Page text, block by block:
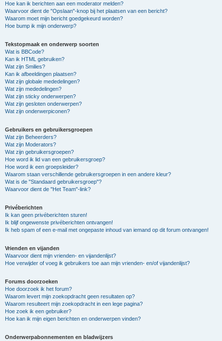
Hoe kan ik berichten aan een moderator melden?
Waarvoor dient de "Opslaan"-knop bij het plaatsen van een bericht?
Waarom moet mijn bericht goedgekeurd worden?
Hoe bump ik mijn onderwerp?
Tekstopmaak en onderwerp soorten
Wat is BBCode?
Kan ik HTML gebruiken?
Wat zijn Smilies?
Kan ik afbeeldingen plaatsen?
Wat zijn globale mededelingen?
Wat zijn mededelingen?
Wat zijn sticky onderwerpen?
Wat zijn gesloten onderwerpen?
Wat zijn onderwerpiconen?
Gebruikers en gebruikersgroepen
Wat zijn Beheerders?
Wat zijn Moderators?
Wat zijn gebruikersgroepen?
Hoe word ik lid van een gebruikersgroep?
Hoe word ik een groepsleider?
Waarom staan verschillende gebruikersgroepen in een andere kleur?
Wat is de "Standaard gebruikersgroep"?
Waarvoor dient de "Het Team"-link?
Privéberichten
Ik kan geen privéberichten sturen!
Ik blijf ongewenste privéberichten ontvangen!
Ik heb spam of een e-mail met ongepaste inhoud van iemand op dit forum ontvangen!
Vrienden en vijanden
Waarvoor dient mijn vrienden- en vijandenlijst?
Hoe verwijder of voeg ik gebruikers toe aan mijn vrienden- en/of vijandenlijst?
Forums doorzoeken
Hoe doorzoek ik het forum?
Waarom levert mijn zoekopdracht geen resultaten op?
Waarom resulteert mijn zoekopdracht in een lege pagina?
Hoe zoek ik een gebruiker?
Hoe kan ik mijn eigen berichten en onderwerpen vinden?
Onderwerpabonnementen en bladwijzers